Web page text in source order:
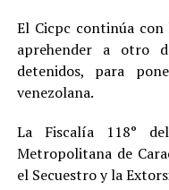
El Cicpc continúa con
aprehender a otro
detenidos, para
venezolana.
La Fiscalía 118°
Metropolitana de
el Secuestro y la